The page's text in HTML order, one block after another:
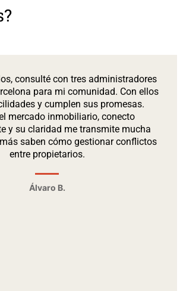
consulté con tres administradores
para mi comunidad. Con ellos
y cumplen sus promesas.
mercado inmobiliario, conecto
y su claridad me transmite mucha
saben cómo gestionar conflictos
entre propietarios.
Álvaro B.